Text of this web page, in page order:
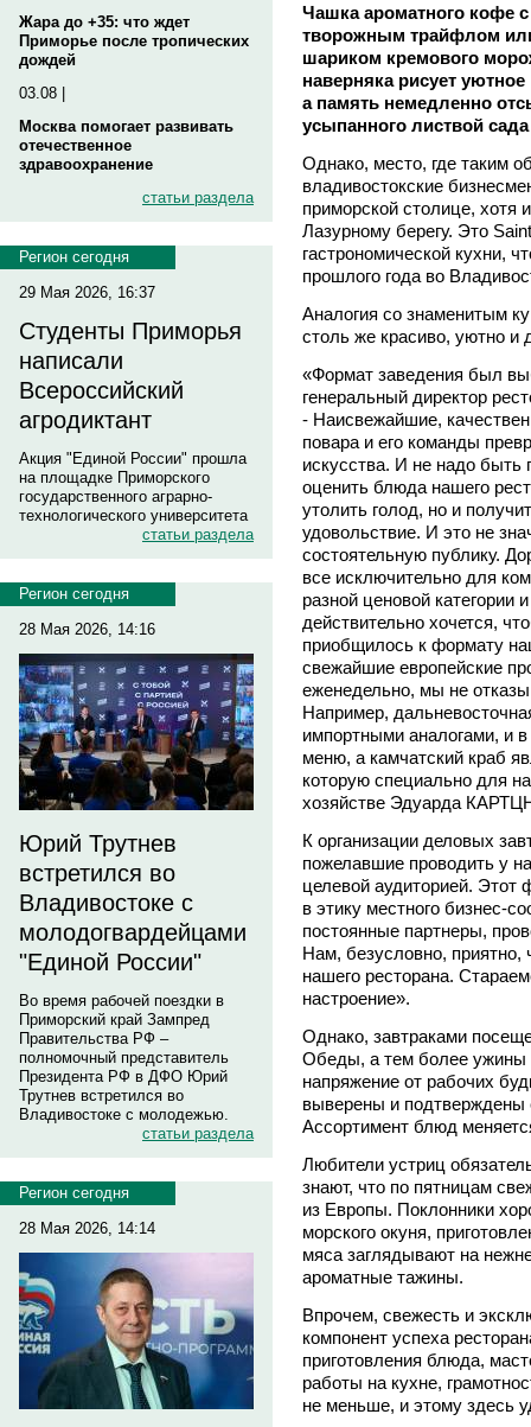
Жара до +35: что ждет
Приморье после тропических
дождей
03.08 |
Москва помогает развивать
отечественное
здравоохранение
статьи раздела
Регион сегодня
29 Мая 2026, 16:37
Студенты Приморья
написали
Всероссийский
агродиктант
Акция "Единой России" прошла
на площадке Приморского
государственного аграрно-
технологического университета
статьи раздела
Регион сегодня
28 Мая 2026, 14:16
Юрий Трутнев
встретился во
Владивостоке с
молодогвардейцами
"Единой России"
Во время рабочей поездки в
Приморский край Зампред
Правительства РФ –
полномочный представитель
Президента РФ в ДФО Юрий
Трутнев встретился во
Владивостоке с молодежью.
статьи раздела
Регион сегодня
28 Мая 2026, 14:14
Чашка ароматного кофе
творожным трайфлом
шариком кремового
наверняка рисует
а память немедленно
усыпанного листвой
Однако, место, где таким
владивостокские
приморской столице, хотя
Лазурному берегу. Это
гастрономической кухни,
прошлого года во
Аналогия со знаменитым
столь же красиво, уютно и
«Формат заведения был
генеральный директор
- Наисвежайшие,
повара и его команды
искусства. И не надо быть
оценить блюда нашего
утолить голод, но и
удовольствие. И это не
состоятельную публику.
все исключительно для
разной ценовой
действительно хочется,
приобщилось к формату
свежайшие европейские
еженедельно, мы не
Например,
импортными аналогами, и
меню, а камчатский краб
которую специально для
хозяйстве Эдуарда
К организации деловых
пожелавшие проводить у
целевой аудиторией. Этот
в этику местного бизнес-
постоянные партнеры,
Нам, безусловно, приятно,
нашего ресторана.
настроение».
Однако, завтраками
Обеды, а тем более ужины
напряжение от рабочих
выверены и подтверждены
Ассортимент блюд
Любители устриц
знают, что по пятницам
из Европы. Поклонники
морского окуня,
мяса заглядывают на
ароматные тажины.
Впрочем, свежесть и
компонент успеха
приготовления блюда,
работы на кухне,
не меньше, и этому здесь